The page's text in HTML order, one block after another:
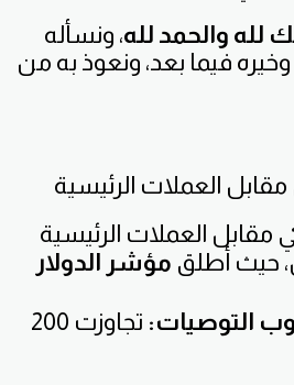
لله والحمد لله، ونسأله
وخيره فيما بعد، ونعوذ به من
مقابل العملات الرئيسية
مقابل العملات الرئيسية
حيث أطلق مؤشر الدولار
التوصيات:
تجاوزت 200